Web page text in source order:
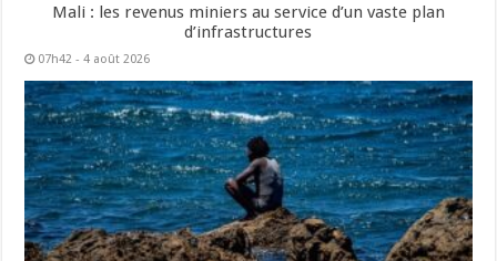
Mali : les revenus miniers au service d’un vaste plan
d’infrastructures
07h42 - 4 août 2026